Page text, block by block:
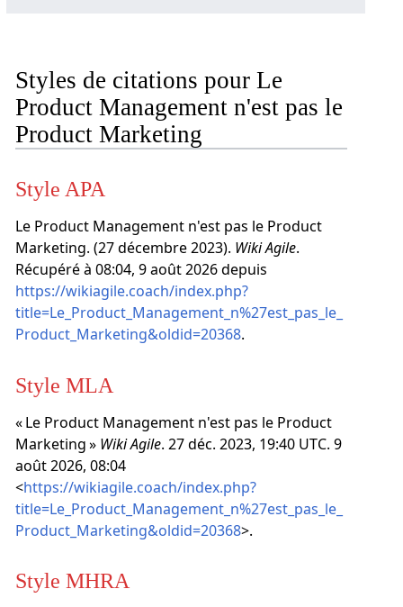
Styles de citations pour Le
Product Management n'est pas le
Product Marketing
Style APA
Le Product Management n'est pas le Product
Marketing. (27 décembre 2023). Wiki Agile.
Récupéré à 08:04, 9 août 2026 depuis
https://wikiagile.coach/index.php?
title=Le_Product_Management_n%27est_pas_le_
Product_Marketing&oldid=20368.
Style MLA
« Le Product Management n'est pas le Product
Marketing » Wiki Agile. 27 déc. 2023, 19:40 UTC. 9
août 2026, 08:04
<https://wikiagile.coach/index.php?
title=Le_Product_Management_n%27est_pas_le_
Product_Marketing&oldid=20368>.
Style MHRA